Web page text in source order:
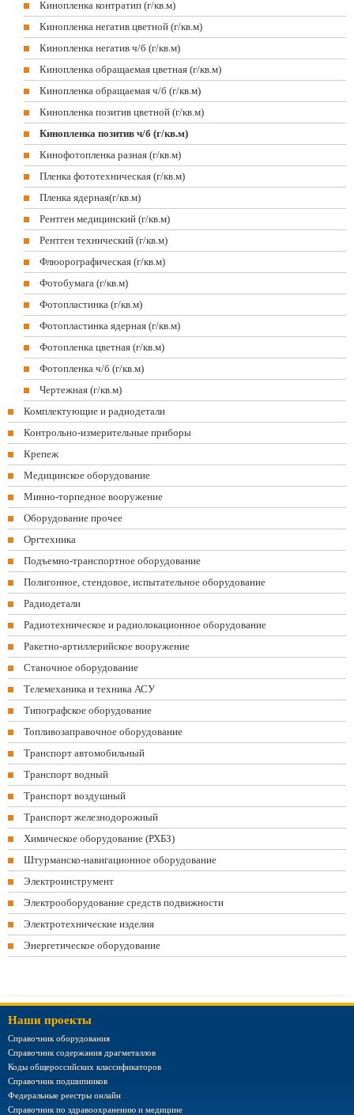
Кинопленка контратип (г/кв.м)
Кинопленка негатив цветной (г/кв.м)
Кинопленка негатив ч/б (г/кв.м)
Кинопленка обращаемая цветная (г/кв.м)
Кинопленка обращаемая ч/б (г/кв.м)
Кинопленка позитив цветной (г/кв.м)
Кинопленка позитив ч/б (г/кв.м)
Кинофотопленка разная (г/кв.м)
Пленка фототехническая (г/кв.м)
Пленка ядерная(г/кв.м)
Рентген медицинский (г/кв.м)
Рентген технический (г/кв.м)
Флюорографическая (г/кв.м)
Фотобумага (г/кв.м)
Фотопластинка (г/кв.м)
Фотопластинка ядерная (г/кв.м)
Фотопленка цветная (г/кв.м)
Фотопленка ч/б (г/кв.м)
Чертежная (г/кв.м)
Комплектующие и радиодетали
Контрольно-измерительные приборы
Крепеж
Медицинское оборудование
Минно-торпедное вооружение
Оборудование прочее
Оргтехника
Подъемно-транспортное оборудование
Полигонное, стендовое, испытательное оборудование
Радиодетали
Радиотехническое и радиолокационное оборудование
Ракетно-артиллерийское вооружение
Станочное оборудование
Телемеханика и техника АСУ
Типографское оборудование
Топливозаправочное оборудование
Транспорт автомобильный
Транспорт водный
Транспорт воздушный
Транспорт железнодорожный
Химическое оборудование (РХБЗ)
Штурманско-навигационное оборудование
Электроинструмент
Электрооборудование средств подвижности
Электротехнические изделия
Энергетическое оборудование
Наши проекты
Справочник оборудования
Справочник содержания драгметаллов
Коды общероссийских классификаторов
Справочник подшипников
Федеральные реестры онлайн
Справочник по здравоохранению и медицине